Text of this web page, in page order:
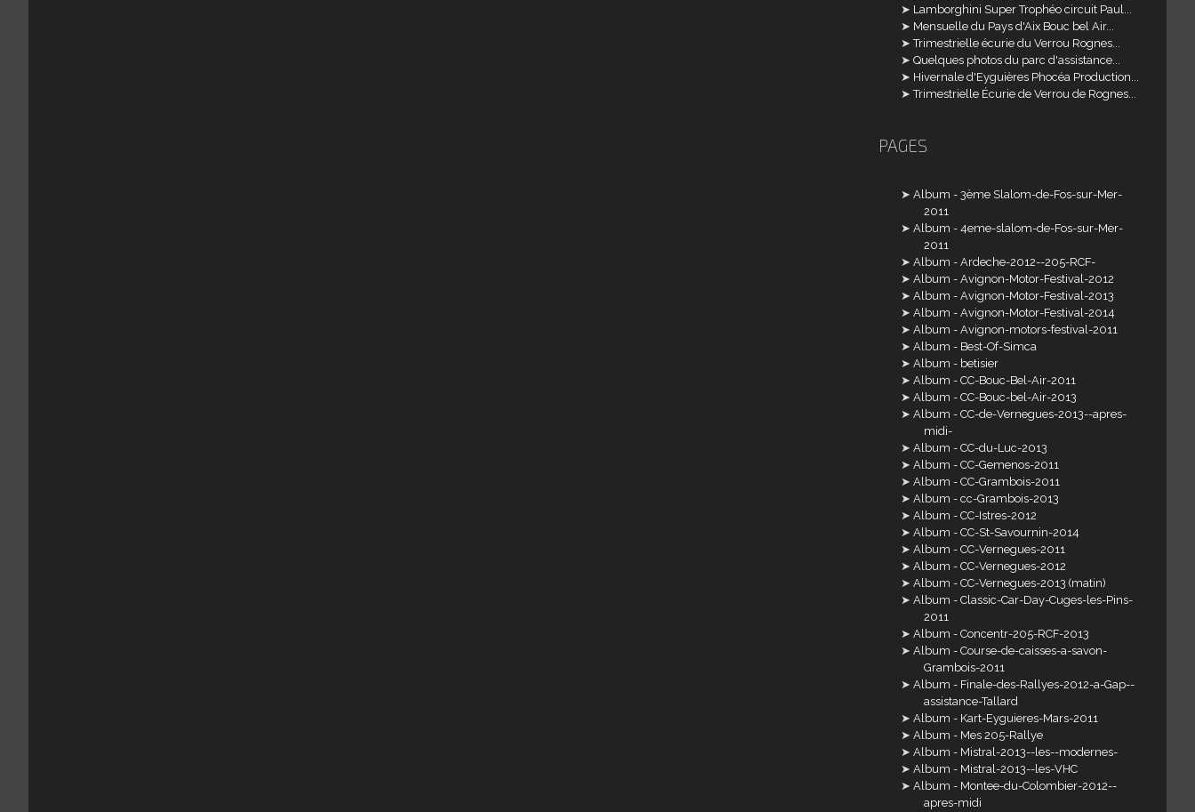
Lamborghini Super Trophéo circuit Paul...
Mensuelle du Pays d'Aix Bouc bel Air...
Trimestrielle écurie du Verrou Rognes...
Quelques photos du parc d'assistance...
Hivernale d'Eyguières Phocéa Production...
Trimestrielle Écurie de Verrou de Rognes...
PAGES
Album - 3ème Slalom-de-Fos-sur-Mer-
2011
Album - 4eme-slalom-de-Fos-sur-Mer-
2011
Album - Ardeche-2012--205-RCF-
Album - Avignon-Motor-Festival-2012
Album - Avignon-Motor-Festival-2013
Album - Avignon-Motor-Festival-2014
Album - Avignon-motors-festival-2011
Album - Best-Of-Simca
Album - betisier
Album - CC-Bouc-Bel-Air-2011
Album - CC-Bouc-bel-Air-2013
Album - CC-de-Vernegues-2013--apres-
midi-
Album - CC-du-Luc-2013
Album - CC-Gemenos-2011
Album - CC-Grambois-2011
Album - cc-Grambois-2013
Album - CC-Istres-2012
Album - CC-St-Savournin-2014
Album - CC-Vernegues-2011
Album - CC-Vernegues-2012
Album - CC-Vernegues-2013 (matin)
Album - Classic-Car-Day-Cuges-les-Pins-
2011
Album - Concentr-205-RCF-2013
Album - Course-de-caisses-a-savon-
Grambois-2011
Album - Finale-des-Rallyes-2012-a-Gap--
assistance-Tallard
Album - Kart-Eyguieres-Mars-2011
Album - Mes 205-Rallye
Album - Mistral-2013--les--modernes-
Album - Mistral-2013--les-VHC
Album - Montee-du-Colombier-2012--
apres-midi